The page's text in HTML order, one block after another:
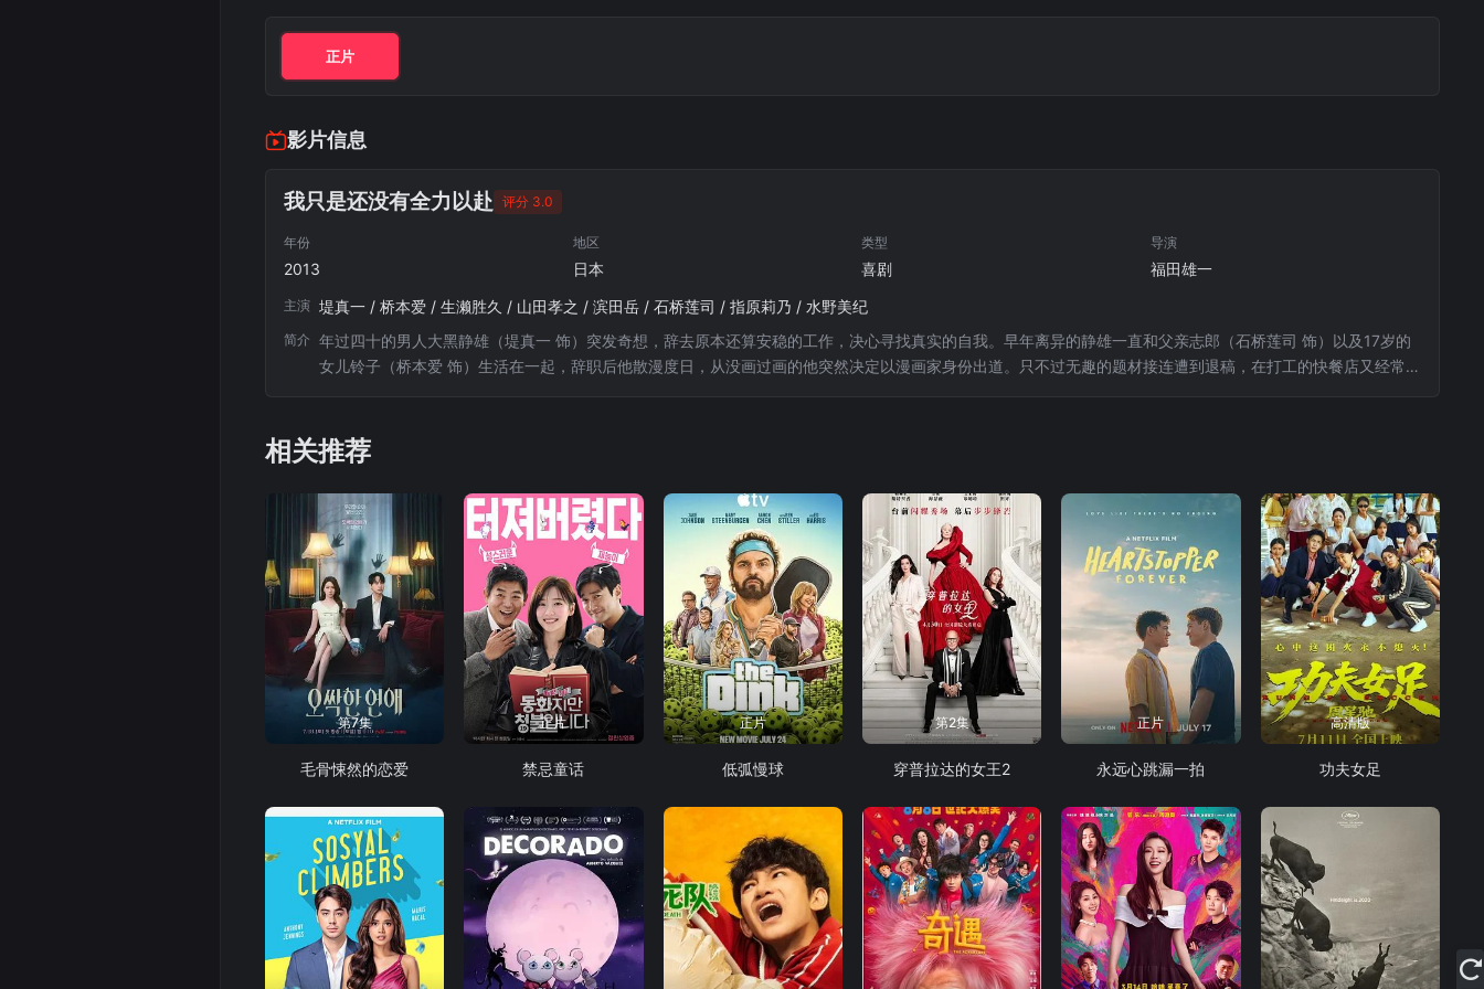
正片
影片信息
我只是还没有全力以赴 评分 3.0
年份
2013
地区
日本
类型
喜剧
导演
福田雄一
主演 堤真一 / 桥本爱 / 生濑胜久 / 山田孝之 / 滨田岳 / 石桥莲司 / 指原莉乃 / 水野美纪
简介 年过四十的男人大黑静雄（堤真一 饰）突发奇想，辞去原本还算安稳的工作，决心寻找真实的自我。早年离异的静雄一直和父亲志郎（石桥莲司 饰）以及17岁的
女儿铃子（桥本爱 饰）生活在一起，辞职后他散漫度日，从没画过画的他突然决定以漫画家身份出道。只不过无趣的题材接连遭到退稿，在打工的快餐店又经常被
相关推荐
第7集
毛骨悚然的恋爱
正片
禁忌童话
正片
低弧慢球
第2集
穿普拉达的女王2
正片
永远心跳漏一拍
高清版
功夫女足